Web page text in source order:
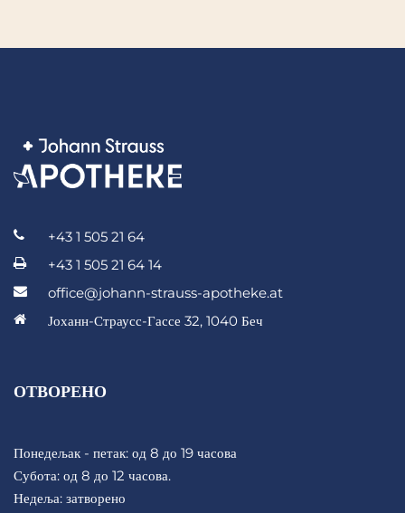
+43 1 505 21 64
+43 1 505 21 64 14
office@johann-strauss-apotheke.at
Јоханн-Страусс-Гассе 32, 1040 Беч
ОТВОРЕНО
Понедељак - петак: од 8 до 19 часова
Субота: од 8 до 12 часова.
Недеља: затворено